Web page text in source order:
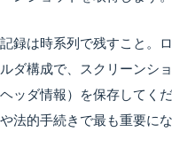
記録は時系列で残すこと。
ルダ構成で、スクリーンシ
ヘッダ情報）を保存してく
や法的手続きで最も重要にな